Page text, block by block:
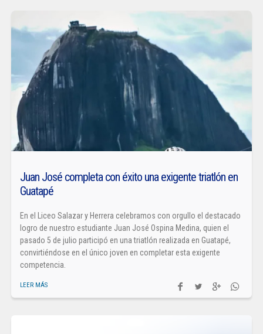
Juan José completa con éxito una exigente triatlón en
Guatapé
En el Liceo Salazar y Herrera celebramos con orgullo el destacado
logro de nuestro estudiante Juan José Ospina Medina, quien el
pasado 5 de julio participó en una triatlón realizada en Guatapé,
convirtiéndose en el único joven en completar esta exigente
competencia.
LEER MÁS